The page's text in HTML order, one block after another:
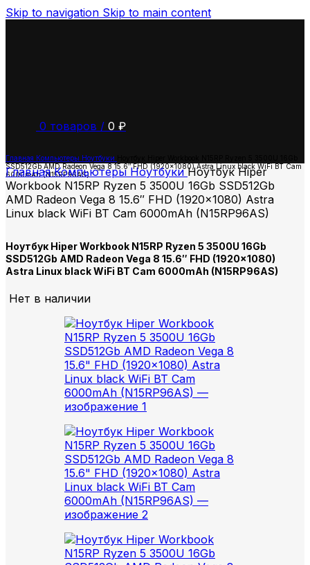
Skip to navigation Skip to main content
0 товаров / 0 ₽
Главная Компьютеры Ноутбуки
SSD512Gb AMD Radeon Vega 8 15.6″ FHD (1920×1080) Astra Linux black WiFi BT Cam
6000mAh (N15RP96AS)
ГлавнаяКомпьютеры НоутбукиНоутбук Hiper
Workbook N15RP Ryzen 5 3500U 16Gb SSD512Gb
AMD Radeon Vega 8 15.6″ FHD (1920×1080) Astra
Linux black WiFi BT Cam 6000mAh (N15RP96AS)
Ноутбук Hiper Workbook N15RP Ryzen 5 3500U 16Gb
SSD512Gb AMD Radeon Vega 8 15.6″ FHD (1920×1080)
Astra Linux black WiFi BT Cam 6000mAh (N15RP96AS)
Нет в наличии